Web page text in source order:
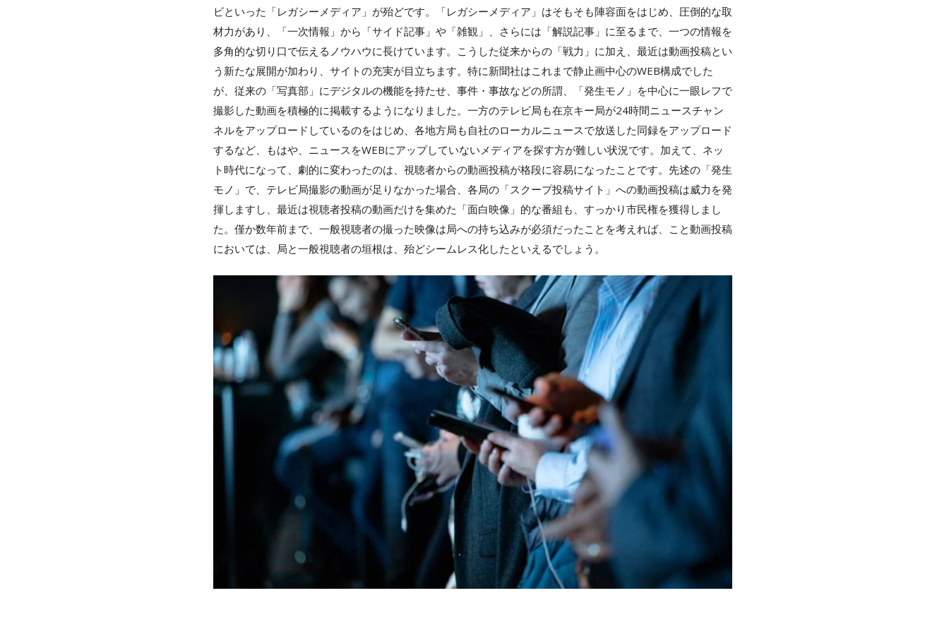
ビといった「レガシーメディア」が殆どです。「レガシーメディア」はそもそも陣容面をはじめ、圧倒的な取
材力があり、「一次情報」から「サイド記事」や「雑観」、さらには「解説記事」に至るまで、一つの情報を
多角的な切り口で伝えるノウハウに長けています。こうした従来からの「戦力」に加え、最近は動画投稿とい
う新たな展開が加わり、サイトの充実が目立ちます。特に新聞社はこれまで静止画中心のWEB構成でした
が、従来の「写真部」にデジタルの機能を持たせ、事件・事故などの所謂、「発生モノ」を中心に一眼レフで
撮影した動画を積極的に掲載するようになりました。一方のテレビ局も在京キー局が24時間ニュースチャン
ネルをアップロードしているのをはじめ、各地方局も自社のローカルニュースで放送した同録をアップロード
するなど、もはや、ニュースをWEBにアップしていないメディアを探す方が難しい状況です。加えて、ネッ
ト時代になって、劇的に変わったのは、視聴者からの動画投稿が格段に容易になったことです。先述の「発生
モノ」で、テレビ局撮影の動画が足りなかった場合、各局の「スクープ投稿サイト」への動画投稿は威力を発
揮しますし、最近は視聴者投稿の動画だけを集めた「面白映像」的な番組も、すっかり市民権を獲得しまし
た。僅か数年前まで、一般視聴者の撮った映像は局への持ち込みが必須だったことを考えれば、こと動画投稿
においては、局と一般視聴者の垣根は、殆どシームレス化したといえるでしょう。